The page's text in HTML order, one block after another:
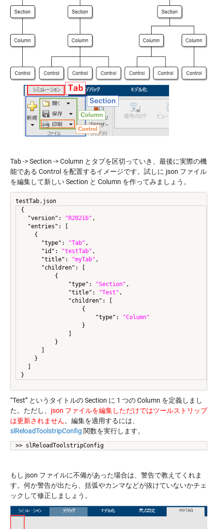
Tab -> Section -> Column とタブを区切っていき、最後に実際の機
能である Control を配置するイメージです。試しに json ファイル
を編集して新しい Section と Column を作ってみましょう。
testTab.json
{
  "version":
"R2021b" ,
  "entries": [
    {
      "type":
"Tab" ,
      "id":
"testTab" ,
      "title":
"myTab" ,
      "children": [
          {
              "type":
"Section" ,
              "title":
"Test" ,
              "children": [
                  {
                      "type":
"Column"
                  }
          }
    }
}
“Test” というタイトルの Section に 1 つの Column を定義しまし
た。ただし、 json ファイルを編集しただけではツールストリップ
は更新されません。編集を適用するには、
slReloadToolstripConfig 関数を実行します。
>> slReloadToolstripConfig
もし json ファイルに不備があった場合は、警告で教えてくれま
す。何か警告が出たら、括弧やカンマなどが抜けていないかチェ
ックして修正しましょう。